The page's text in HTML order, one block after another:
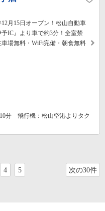
12月15日オープン！松山自動車
予IC』より車で約3分！全室禁
車場無料・WiFi完備・朝食無料
分 飛行機：松山空港よりタク
4 5 次の30件